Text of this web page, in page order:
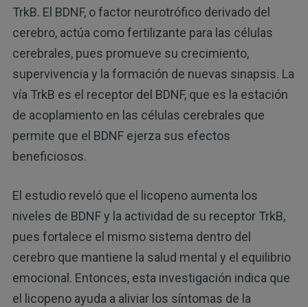
TrkB. El BDNF, o factor neurotrófico derivado del
cerebro, actúa como fertilizante para las células
cerebrales, pues promueve su crecimiento,
supervivencia y la formación de nuevas sinapsis. La
vía TrkB es el receptor del BDNF, que es la estación
de acoplamiento en las células cerebrales que
permite que el BDNF ejerza sus efectos
beneficiosos.
El estudio reveló que el licopeno aumenta los
niveles de BDNF y la actividad de su receptor TrkB,
pues fortalece el mismo sistema dentro del
cerebro que mantiene la salud mental y el equilibrio
emocional. Entonces, esta investigación indica que
el licopeno ayuda a aliviar los síntomas de la